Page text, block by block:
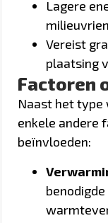
Lagere
Vereist
plaatsing
Factoren
Naast het type
enkele andere
beïnvloeden: